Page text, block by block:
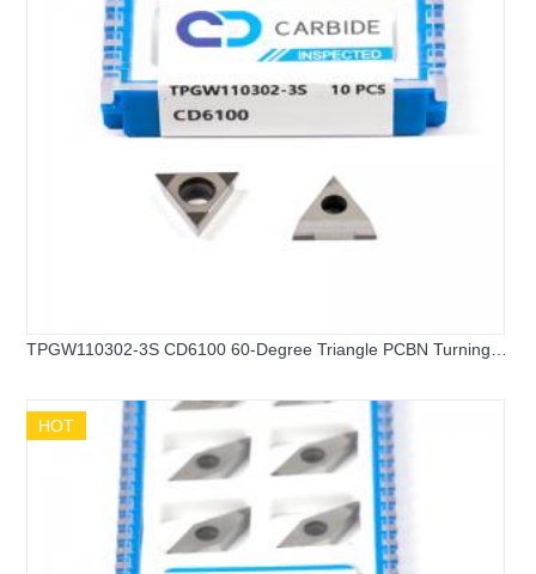
TPGW110302-3S CD6100 60-Degree Triangle PCBN Turning
HOT